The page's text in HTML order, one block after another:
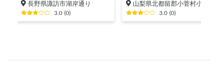
長野県諏訪市湖岸通り
3.0 (0)
山梨県北都留郡小菅村小菅村（６６４以上）
3.0 (0)